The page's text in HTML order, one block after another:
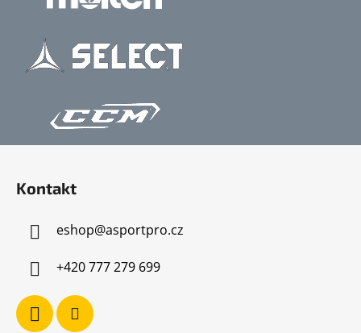
Kontakt
eshop@asportpro.cz
+420 777 279 699